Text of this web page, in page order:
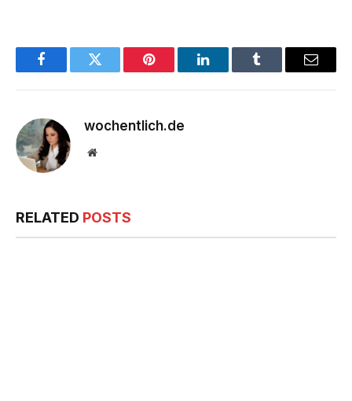
FacebookTwitter Pinterest LinkedInTumblr Email
wochentlich.de
Website
RELATED POSTS